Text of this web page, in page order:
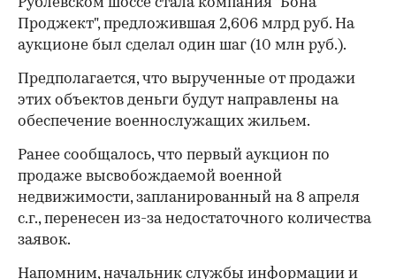
Рублевском шоссе стала компания "Бона
Проджект", предложившая 2,606 млрд руб. На
аукционе был сделал один шаг (10 млн руб.).
Предполагается, что вырученные от продажи
этих объектов деньги будут направлены на
обеспечение военнослужащих жильем.
Ранее сообщалось, что первый аукцион по
продаже высвобождаемой военной
недвижимости, запланированный на 8 апреля
с.г., перенесен из-за недостаточного количества
заявок.
Напомним, начальник службы информации и